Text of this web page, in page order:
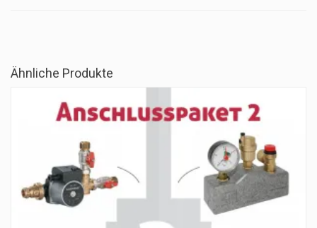
Ähnliche Produkte